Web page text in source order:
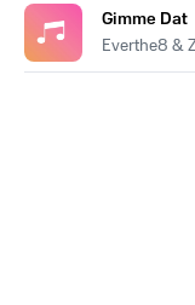
Gimme Dat
Everthe8 &